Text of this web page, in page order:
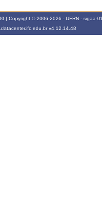
| Copyright © 2006-2026 - UFRN - sigaa-
v4.12.14.48